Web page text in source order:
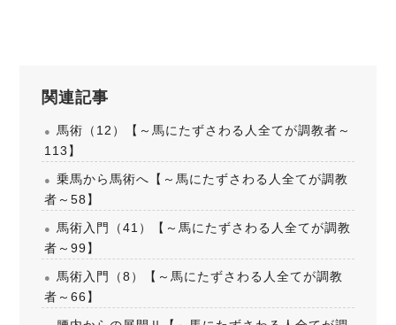
関連記事
馬術（12）【～馬にたずさわる人全てが調教者～
113】
乗馬から馬術へ【～馬にたずさわる人全てが調教
者～58】
馬術入門（41）【～馬にたずさわる人全てが調教
者～99】
馬術入門（8）【～馬にたずさわる人全てが調教
者～66】